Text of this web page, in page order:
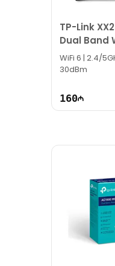
Bizə
TP-Link
Dual Band
Router
WiFi 6 | 2.4/
30dBm
160